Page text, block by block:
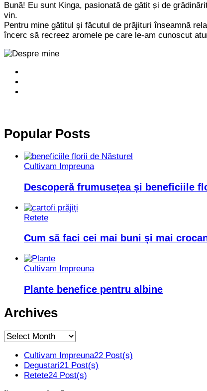
Bună! Eu sunt Kinga, pasionată de gătit și de
vin.
Pentru mine gătitul și făcutul de prăjituri înseamnă
încerc să recreez aromele pe care le-am cunoscut
Popular Posts
Cultivam Impreuna
Descoperă frumusețea și beneficiile
Retete
Cum să faci cei mai buni și mai
Cultivam Impreuna
Plante benefice pentru albine
Archives
Archives
Cultivam Impreuna22 Post(s)
Degustari21 Post(s)
Retete24 Post(s)